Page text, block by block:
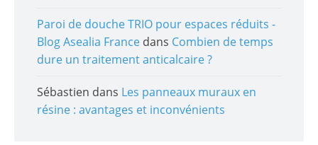
Paroi de douche TRIO pour espaces réduits -
Blog Asealia France dans Combien de temps
dure un traitement anticalcaire ?
Sébastien dans Les panneaux muraux en
résine : avantages et inconvénients